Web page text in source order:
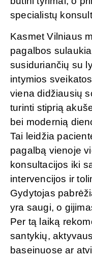
specialistų
Kasmet Vilniaus
pagalbos
susiduriančių su
intymios
viena didžiausių
turinti stiprią
bei modernią
Tai leidžia
pagalbą vienoje
konsultacijos iki
intervencijos ir
Gydytojas
yra saugi, o
Per tą laiką
santykių,
baseinuose ar